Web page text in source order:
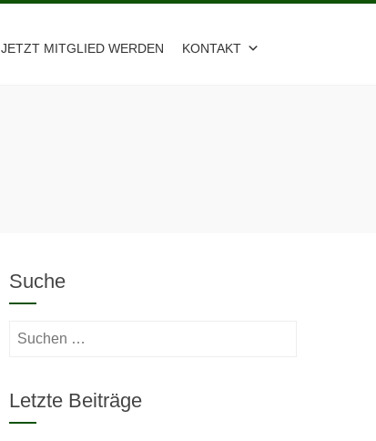
JETZT MITGLIED WERDEN KONTAKT
Suche
Suchen
Letzte Beiträge